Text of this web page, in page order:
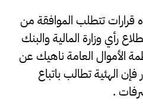
تتطلب الموافقة من
رأي وزارة المالية والبنك
الأموال العامة ناهيك عن
فإن الهئية تطالب باتباع
.